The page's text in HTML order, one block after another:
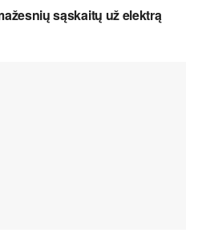
sąskaitų už elektrą